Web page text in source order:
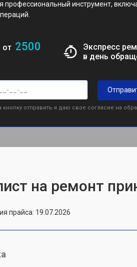
профессиональный инструмент,
от 2500
Экспресс
в день
кнопку отправить я даю свое согласие на
на ремонт
прайса: 19.07.2026